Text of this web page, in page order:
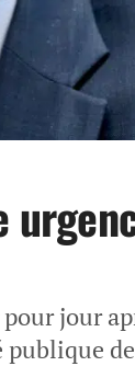
jour
publique